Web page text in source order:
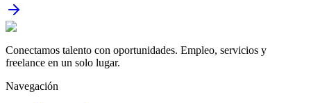
Conectamos talento con oportunidades. Empleo, servicios y
freelance en un solo lugar.
Navegación